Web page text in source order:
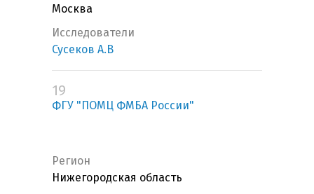
Москва
Исследователи
Сусеков А.В
19
ФГУ "ПОМЦ ФМБА России"
Регион
Нижегородская область